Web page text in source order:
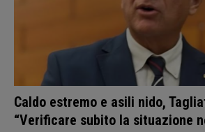
Caldo estremo e asili nido,
“Verificare subito la situazione